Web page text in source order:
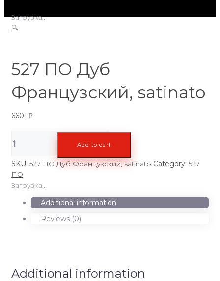
Загрузка...
🔍
527 ПО Дуб
Французский, satinato
6601 Р
ПО
Французский,
satinato
quantity
Add to cart
SKU: 527 ПО Дуб Французский, satinato Category: 527
ПО
Загрузка...
Additional information
Reviews (0)
Additional information